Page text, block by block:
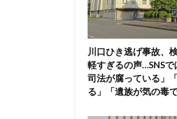
川口ひき逃げ事故、
軽すぎるの声…SNS
司法が腐っている」
る」「遺族が気の毒